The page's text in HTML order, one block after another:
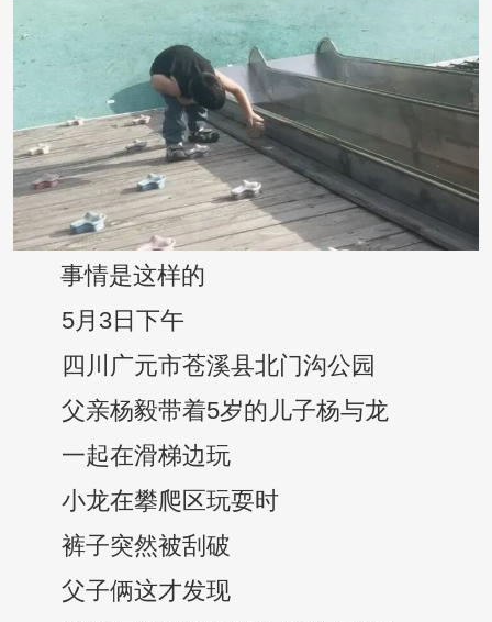
事情是这样的
5月3日下午
四川广元市苍溪县北门沟公园
父亲杨毅带着5岁的儿子杨与龙
一起在滑梯边玩
小龙在攀爬区玩耍时
裤子突然被刮破
父子俩这才发现